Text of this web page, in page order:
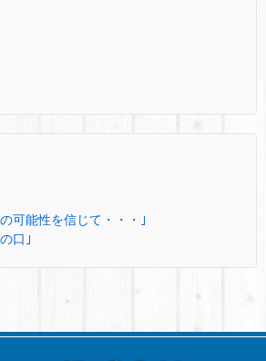
可能性を信じて・・・｣
口｣